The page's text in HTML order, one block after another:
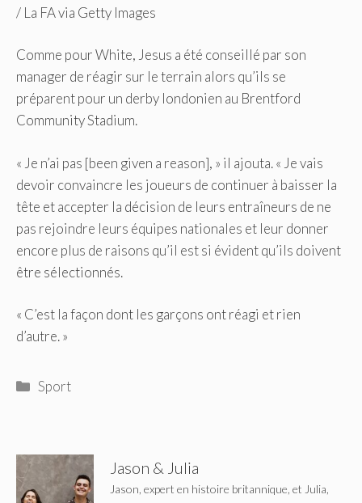
/ La FA via Getty Images
Comme pour White, Jesus a été conseillé par son
manager de réagir sur le terrain alors qu’ils se
préparent pour un derby londonien au Brentford
Community Stadium.
« Je n’ai pas [been given a reason], » il ajouta. « Je vais
devoir convaincre les joueurs de continuer à baisser la
tête et accepter la décision de leurs entraîneurs de ne
pas rejoindre leurs équipes nationales et leur donner
encore plus de raisons qu’il est si évident qu’ils doivent
être sélectionnés.
« C’est la façon dont les garçons ont réagi et rien
d’autre. »
Catégories
Sport
Jason & Julia
Jason, expert en histoire britannique, et Julia,